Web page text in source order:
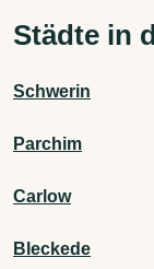
Städte in
Schwerin
Parchim
Carlow
Bleckede